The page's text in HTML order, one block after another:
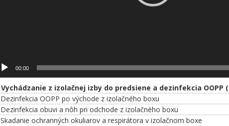
00:00
Vychádzanie z izolačnej izby do predsiene a dezinfekcia OOPP
Dezinfekcia OOPP po východe z izolačného boxu
Dezinfekcia obuvi a nôh pri odchode z izolačného boxu
Skadanie ochranných okuliarov a respirátora v izolačnom boxe